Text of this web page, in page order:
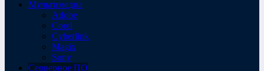
Мультимедиа
Adobe
Corel
Cyberlink
Magix
Sony
Серверное ПО